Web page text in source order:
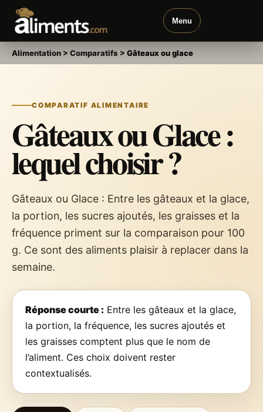
Menu
Alimentation > Comparatifs > Gâteaux ou glace
COMPARATIF ALIMENTAIRE
Gâteaux ou Glace :
lequel choisir ?
Gâteaux ou Glace : Entre les gâteaux et la glace,
la portion, les sucres ajoutés, les graisses et la
fréquence priment sur la comparaison pour 100
g. Ce sont des aliments plaisir à replacer dans la
semaine.
Réponse courte : Entre les gâteaux et la glace,
la portion, la fréquence, les sucres ajoutés et
les graisses comptent plus que le nom de
l’aliment. Ces choix doivent rester
contextualisés.